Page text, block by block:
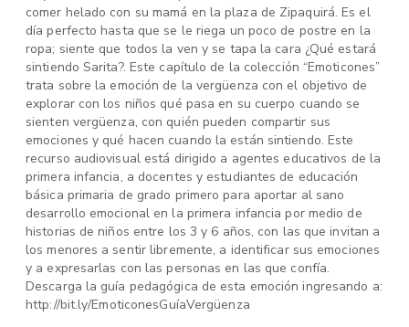
comer helado con su mamá en la plaza de Zipaquirá. Es el
día perfecto hasta que se le riega un poco de postre en la
ropa; siente que todos la ven y se tapa la cara ¿Qué estará
sintiendo Sarita?. Este capítulo de la colección “Emoticones”
trata sobre la emoción de la vergüenza con el objetivo de
explorar con los niños qué pasa en su cuerpo cuando se
sienten vergüenza, con quién pueden compartir sus
emociones y qué hacen cuando la están sintiendo. Este
recurso audiovisual está dirigido a agentes educativos de la
primera infancia, a docentes y estudiantes de educación
básica primaria de grado primero para aportar al sano
desarrollo emocional en la primera infancia por medio de
historias de niños entre los 3 y 6 años, con las que invitan a
los menores a sentir libremente, a identificar sus emociones
y a expresarlas con las personas en las que confía.
Descarga la guía pedagógica de esta emoción ingresando a:
http://bit.ly/EmoticonesGuíaVergüenza